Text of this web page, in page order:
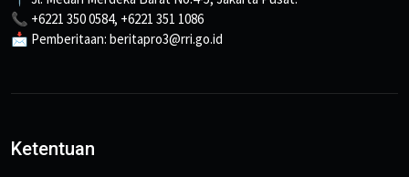
📞 +6221 350 0584, +6221 351 1086
📩 Pemberitaan: beritapro3@rri.go.id
Ketentuan